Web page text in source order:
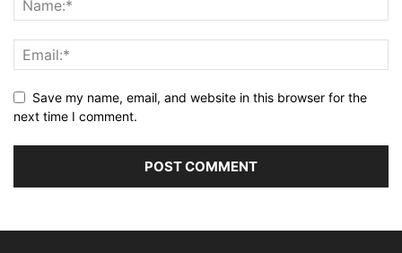
Save my name, email, and website in this browser for the
next time I comment.